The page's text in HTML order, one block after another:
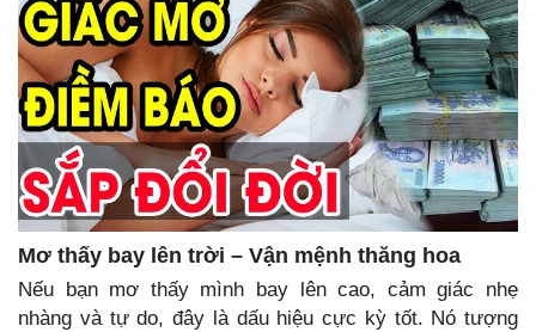
Mơ thấy bay lên trời – Vận mệnh thăng hoa
Nếu bạn mơ thấy mình bay lên cao, cảm giác nhẹ
nhàng và tự do, đây là dấu hiệu cực kỳ tốt. Nó tượng